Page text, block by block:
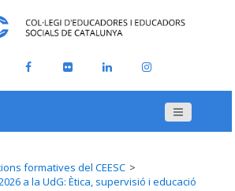
formatives del CEESC
a la UdG: Ètica, supervisió i educació